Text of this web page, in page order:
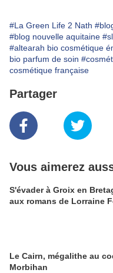
#La Green Life 2 Nath
#blog nouvelle aquitaine
#altearah bio cosmétique
bio parfum de soin
cosmétique française
Partager
Vous aimerez
S'évader à Groix en
aux romans de Lorraine
Le Cairn, mégalithe au
Morbihan